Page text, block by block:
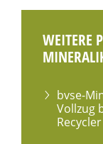
WEITERE
bvse-
Vollzug
Recycler